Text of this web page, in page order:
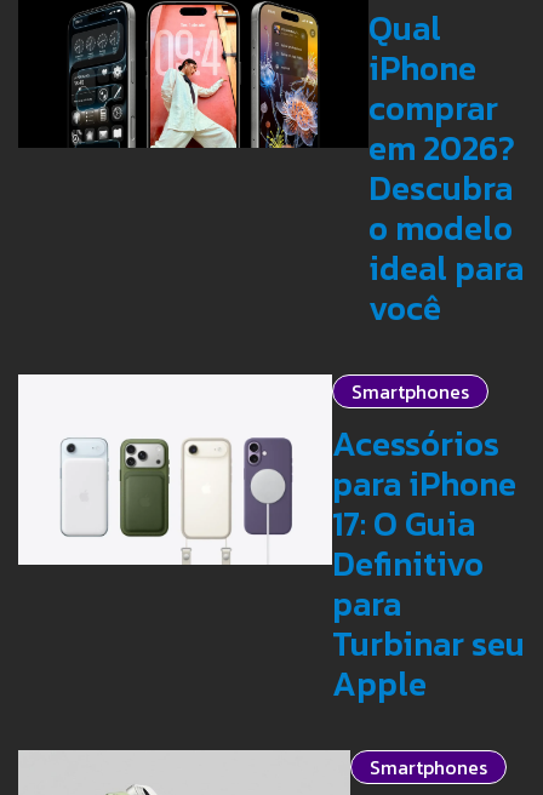
Qual
iPhone
comprar
em 2026?
Descubra
o modelo
ideal para
você
Smartphones
Acessórios
para iPhone
17: O Guia
Definitivo
para
Turbinar seu
Apple
Smartphones